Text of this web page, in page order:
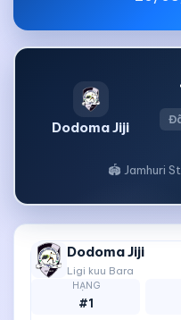
Dodoma Jiji
🏟 Jamhuri
Dodoma Jiji
Ligi kuu Bara
HẠNG
#1